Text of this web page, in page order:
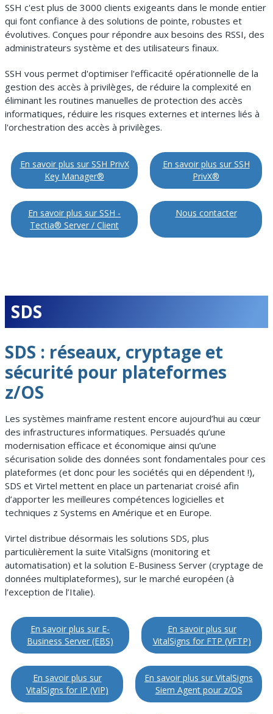
SSH c'est plus de 3000 clients exigeants dans le monde entier
qui font confiance à des solutions de pointe, robustes et
évolutives. Conçues pour répondre aux besoins des RSSI, des
administrateurs système et des utilisateurs finaux.
SSH vous permet d'optimiser l'efficacité opérationnelle de la
gestion des accès à privilèges, de réduire la complexité en
éliminant les routines manuelles de protection des accès
informatiques, réduire les risques externes et internes liés à
l'orchestration des accès à privilèges.
En savoir plus sur SSH PrivX
Key Manager®
En savoir plus sur SSH
PrivX®
En savoir plus sur SSH -
Tectia® Server / Client
Nous contacter
SDS
SDS : réseaux, cryptage et
sécurité pour plateformes
z/OS
Les systèmes mainframe restent encore aujourd’hui au cœur
des infrastructures informatiques. Persuadés qu’une
modernisation efficace et économique ainsi qu’une
sécurisation solide des données sont fondamentales pour ces
plateformes (et donc pour les sociétés qui en dépendent !),
SDS et Virtel mettent en place un partenariat croisé afin
d’apporter les meilleures compétences logicielles et
techniques z Systems en Amérique et en Europe.
Virtel distribue désormais les solutions SDS, plus
particulièrement la suite VitalSigns (monitoring et
automatisation) et la solution E-Business Server (cryptage de
données multiplateformes), sur le marché européen (à
l’exception de l’Italie).
En savoir plus sur E-
Business Server (EBS)
En savoir plus sur
VitalSigns for FTP (VFTP)
En savoir plus sur
VitalSigns for IP (VIP)
En savoir plus sur VitalSigns
Siem Agent pour z/OS